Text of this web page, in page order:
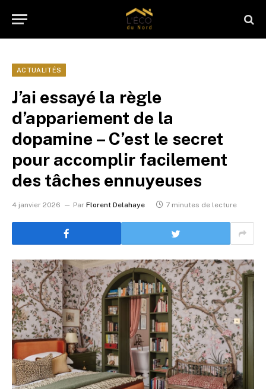
ACTUALITÉS
J’ai essayé la règle
d’appariement de la
dopamine – C’est le secret
pour accomplir facilement
des tâches ennuyeuses
4 janvier 2026 Par Florent Delahaye 7 minutes de lecture